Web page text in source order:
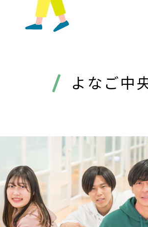
よなご中